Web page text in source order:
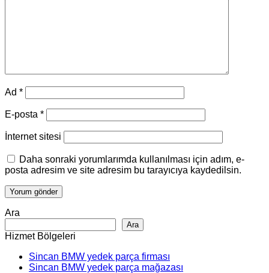
Ad *
E-posta *
İnternet sitesi
Daha sonraki yorumlarımda kullanılması için adım, e-
posta adresim ve site adresim bu tarayıcıya kaydedilsin.
Ara
Ara
Hizmet Bölgeleri
Sincan BMW yedek parça firması
Sincan BMW yedek parça mağazası